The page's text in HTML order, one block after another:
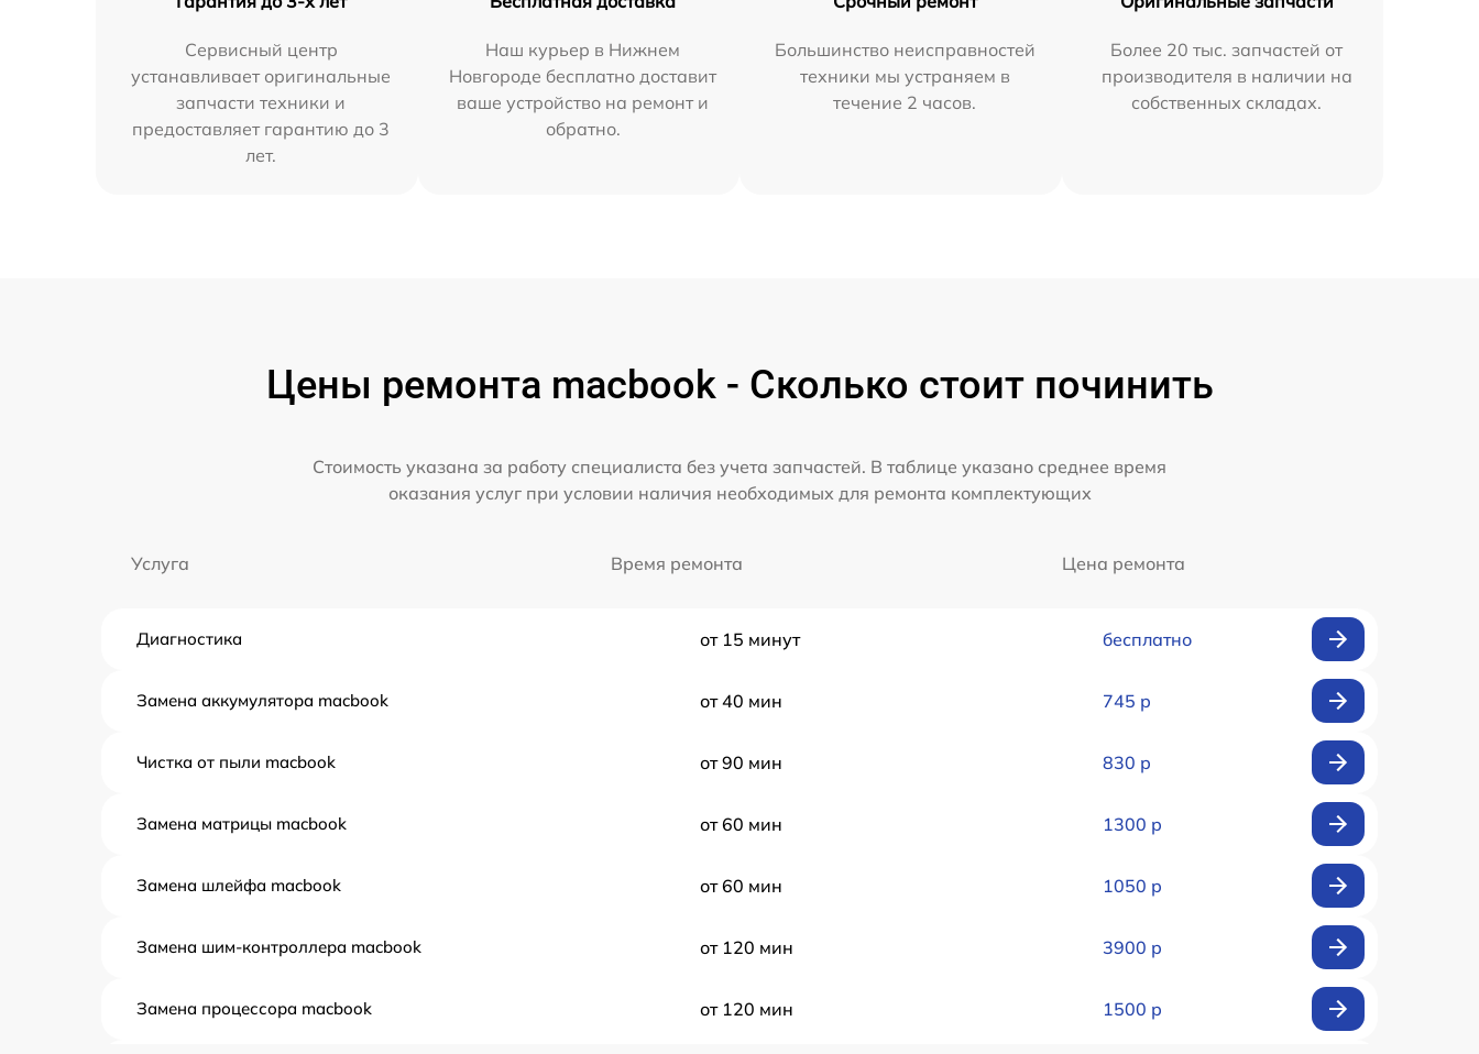
Сервисный центр
устанавливает оригинальные
запчасти техники и
предоставляет гарантию до 3
лет.
Наш курьер в Нижнем
Новгороде бесплатно доставит
ваше устройство на ремонт и
обратно.
Большинство неисправностей
техники мы устраняем в
течение 2 часов.
Более 20 тыс. запчастей от
производителя в наличии на
собственных складах.
Цены ремонта macbook - Сколько стоит починить
Стоимость указана за работу специалиста без учета запчастей. В таблице указано среднее время
оказания услуг при условии наличия необходимых для ремонта комплектующих
Услуга Время ремонта Цена ремонта
Диагностика от 15 минут бесплатно
Замена аккумулятора macbook от 40 мин 745 р
Чистка от пыли macbook от 90 мин 830 р
Замена матрицы macbook от 60 мин 1300 р
Замена шлейфа macbook от 60 мин 1050 р
Замена шим-контроллера macbook от 120 мин 3900 р
Замена процессора macbook от 120 мин 1500 р